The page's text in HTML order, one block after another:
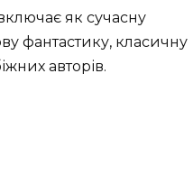
як сучасну
фантастику, класичну
авторів.